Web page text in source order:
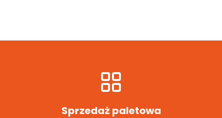
Sprzedaż paletowa